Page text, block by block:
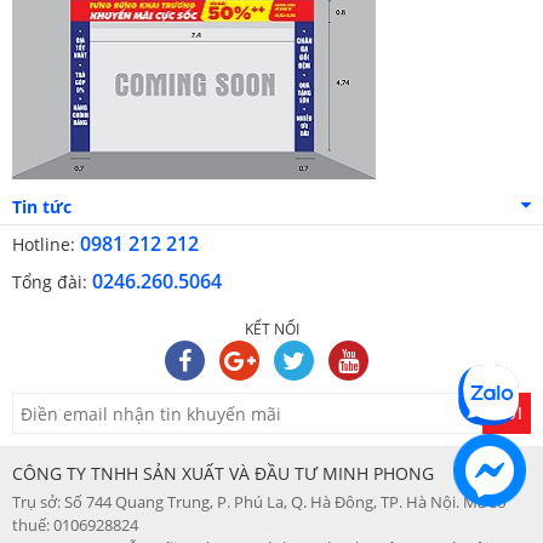
Master Card, American Express, JCB tại hệ thống
changagoidemdep.vn
******************************************************************
CÔNG TY TNHH SẢN XUẤT VÀ ĐẦU TƯ MINH PHONG
Trụ sở: Số 744 Quang Trung, P. Phú La, Q. Hà Đông, TP. Hà Nội
VPGD: 113 Nguyễn Trãi, P. Thượng Đình, Q. Thanh Xuân, TP.
Hà Nội
Điện thoại: 0246.260.5064 - Hotline: 0962 506 776
Email: demxanh.com@gmail.com -
Website: changagoidemdep.vn
Giấy phép ĐKKD số: 0106928824 - Cấp ngày 7/8/2015 do sở kế
hoạch đầu tư TP HN cấp
Tin tức
Hotline: 0981 212 212
Tổng đài: 0246.260.5064
KẾT NỐI
GỬI
CÔNG TY TNHH SẢN XUẤT VÀ ĐẦU TƯ MINH PHONG
Trụ sở: Số 744 Quang Trung, P. Phú La, Q. Hà Đông, TP. Hà Nội. Mã số
thuế: 0106928824